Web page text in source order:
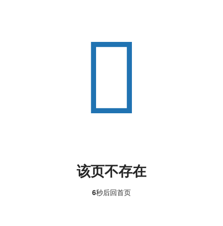
该页不存在
6秒后回首页